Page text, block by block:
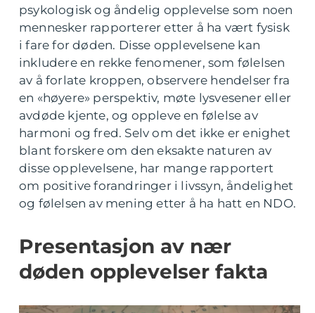
psykologisk og åndelig opplevelse som noen
mennesker rapporterer etter å ha vært fysisk
i fare for døden. Disse opplevelsene kan
inkludere en rekke fenomener, som følelsen
av å forlate kroppen, observere hendelser fra
en «høyere» perspektiv, møte lysvesener eller
avdøde kjente, og oppleve en følelse av
harmoni og fred. Selv om det ikke er enighet
blant forskere om den eksakte naturen av
disse opplevelsene, har mange rapportert
om positive forandringer i livssyn, åndelighet
og følelsen av mening etter å ha hatt en NDO.
Presentasjon av nær
døden opplevelser fakta